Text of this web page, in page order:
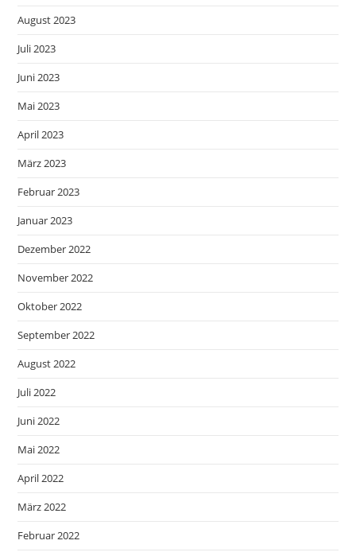
August 2023
Juli 2023
Juni 2023
Mai 2023
April 2023
März 2023
Februar 2023
Januar 2023
Dezember 2022
November 2022
Oktober 2022
September 2022
August 2022
Juli 2022
Juni 2022
Mai 2022
April 2022
März 2022
Februar 2022